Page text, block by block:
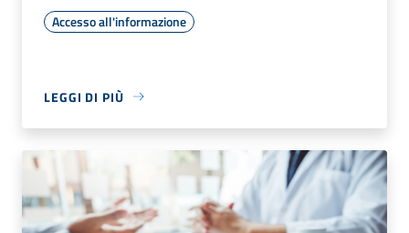
Accesso all'informazione
LEGGI DI PIÙ